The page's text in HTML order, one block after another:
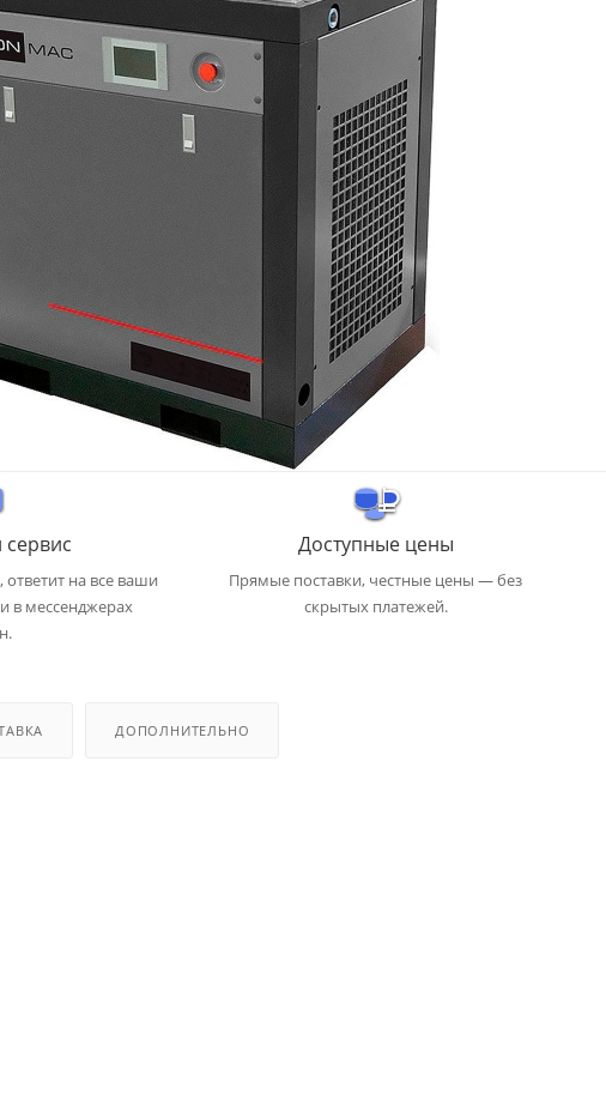
сервис
на все ваши
в мессенджерах
Доступные цены
Прямые поставки, честные цены — без
скрытых платежей.
ДОПОЛНИТЕЛЬНО